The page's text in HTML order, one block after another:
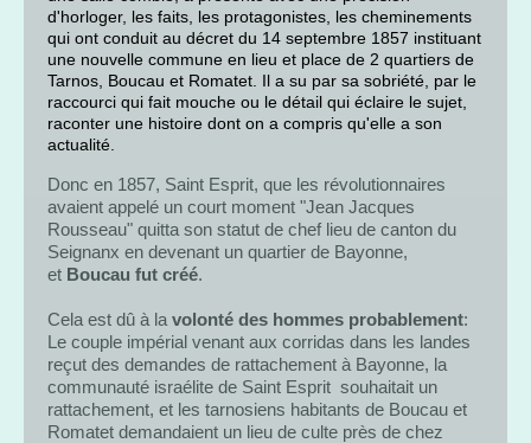
d'horloger, les faits, les protagonistes, les cheminements
qui ont conduit au décret du 14 septembre 1857 instituant
une nouvelle commune en lieu et place de 2 quartiers de
Tarnos, Boucau et Romatet. Il a su par sa sobriété, par le
raccourci qui fait mouche ou le détail qui éclaire le sujet,
raconter une histoire dont on a compris qu'elle a son
actualité.
Donc en 1857, Saint Esprit, que les révolutionnaires
avaient appelé un court moment "Jean Jacques
Rousseau" quitta son statut de chef lieu de canton du
Seignanx en devenant un quartier de Bayonne,
et Boucau fut créé.
Cela est dû à lavolonté des hommes probablement:
Le couple impérial venant aux corridas dans les landes
reçut des demandes de rattachement à Bayonne, la
communauté israélite de Saint Esprit souhaitait un
rattachement, et les tarnosiens habitants de Boucau et
Romatet demandaient un lieu de culte près de chez